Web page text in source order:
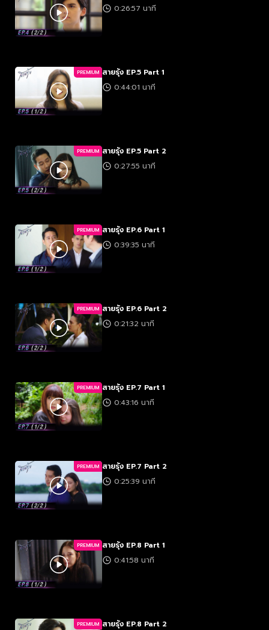
0:26:57 นาที
PREMIUM สายรุ้ง EP.5 Part 1
0:44:01 นาที
PREMIUM สายรุ้ง EP.5 Part 2
0:27:55 นาที
PREMIUM สายรุ้ง EP.6 Part 1
0:39:35 นาที
PREMIUM สายรุ้ง EP.6 Part 2
0:21:32 นาที
PREMIUM สายรุ้ง EP.7 Part 1
0:43:16 นาที
PREMIUM สายรุ้ง EP.7 Part 2
0:25:39 นาที
PREMIUM สายรุ้ง EP.8 Part 1
0:41:58 นาที
PREMIUM สายรุ้ง EP.8 Part 2